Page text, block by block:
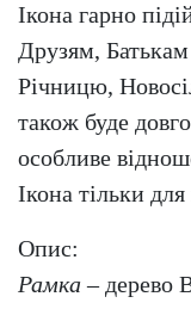
Ікона гарно
Друзям,
Річницю,
також буде
особливе
Ікона тільки
Опис:
Рамка– дерево